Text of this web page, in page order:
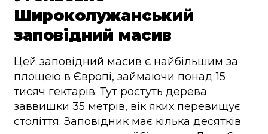
Широколужанський
заповідний масив
Цей заповідний масив є найбільшим за
площею в Європі, займаючи понад 15
тисяч гектарів. Тут ростуть дерева
заввишки 35 метрів, вік яких перевищує
століття. Заповідник має кілька десятків